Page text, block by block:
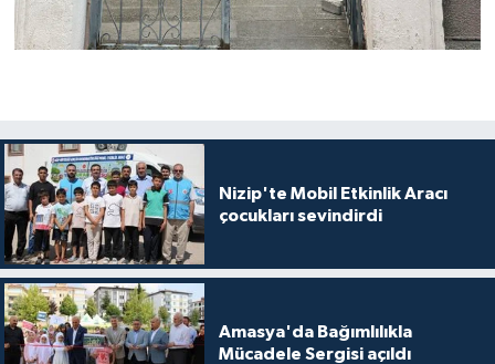
Nizip'te Mobil Etkinlik Aracı
çocukları sevindirdi
Amasya'da Bağımlılıkla
Mücadele Sergisi açıldı